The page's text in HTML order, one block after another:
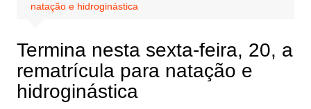
d
natação e hidroginástica
Termina nesta sexta-feira, 20, a
rematrícula para natação e
hidroginástica